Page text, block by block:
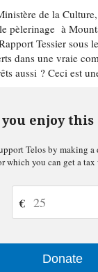
de la
pèlerinage à
Tessier sous
dans une vraie
aussi ? Ceci est
enjoy
Telos by making a
which you can get a
€
Donate